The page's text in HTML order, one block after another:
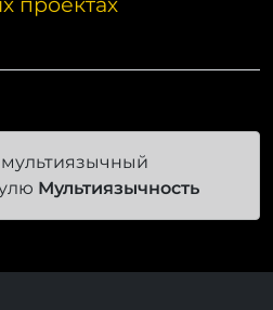
используют на
мультиязычный
Мультиязычность